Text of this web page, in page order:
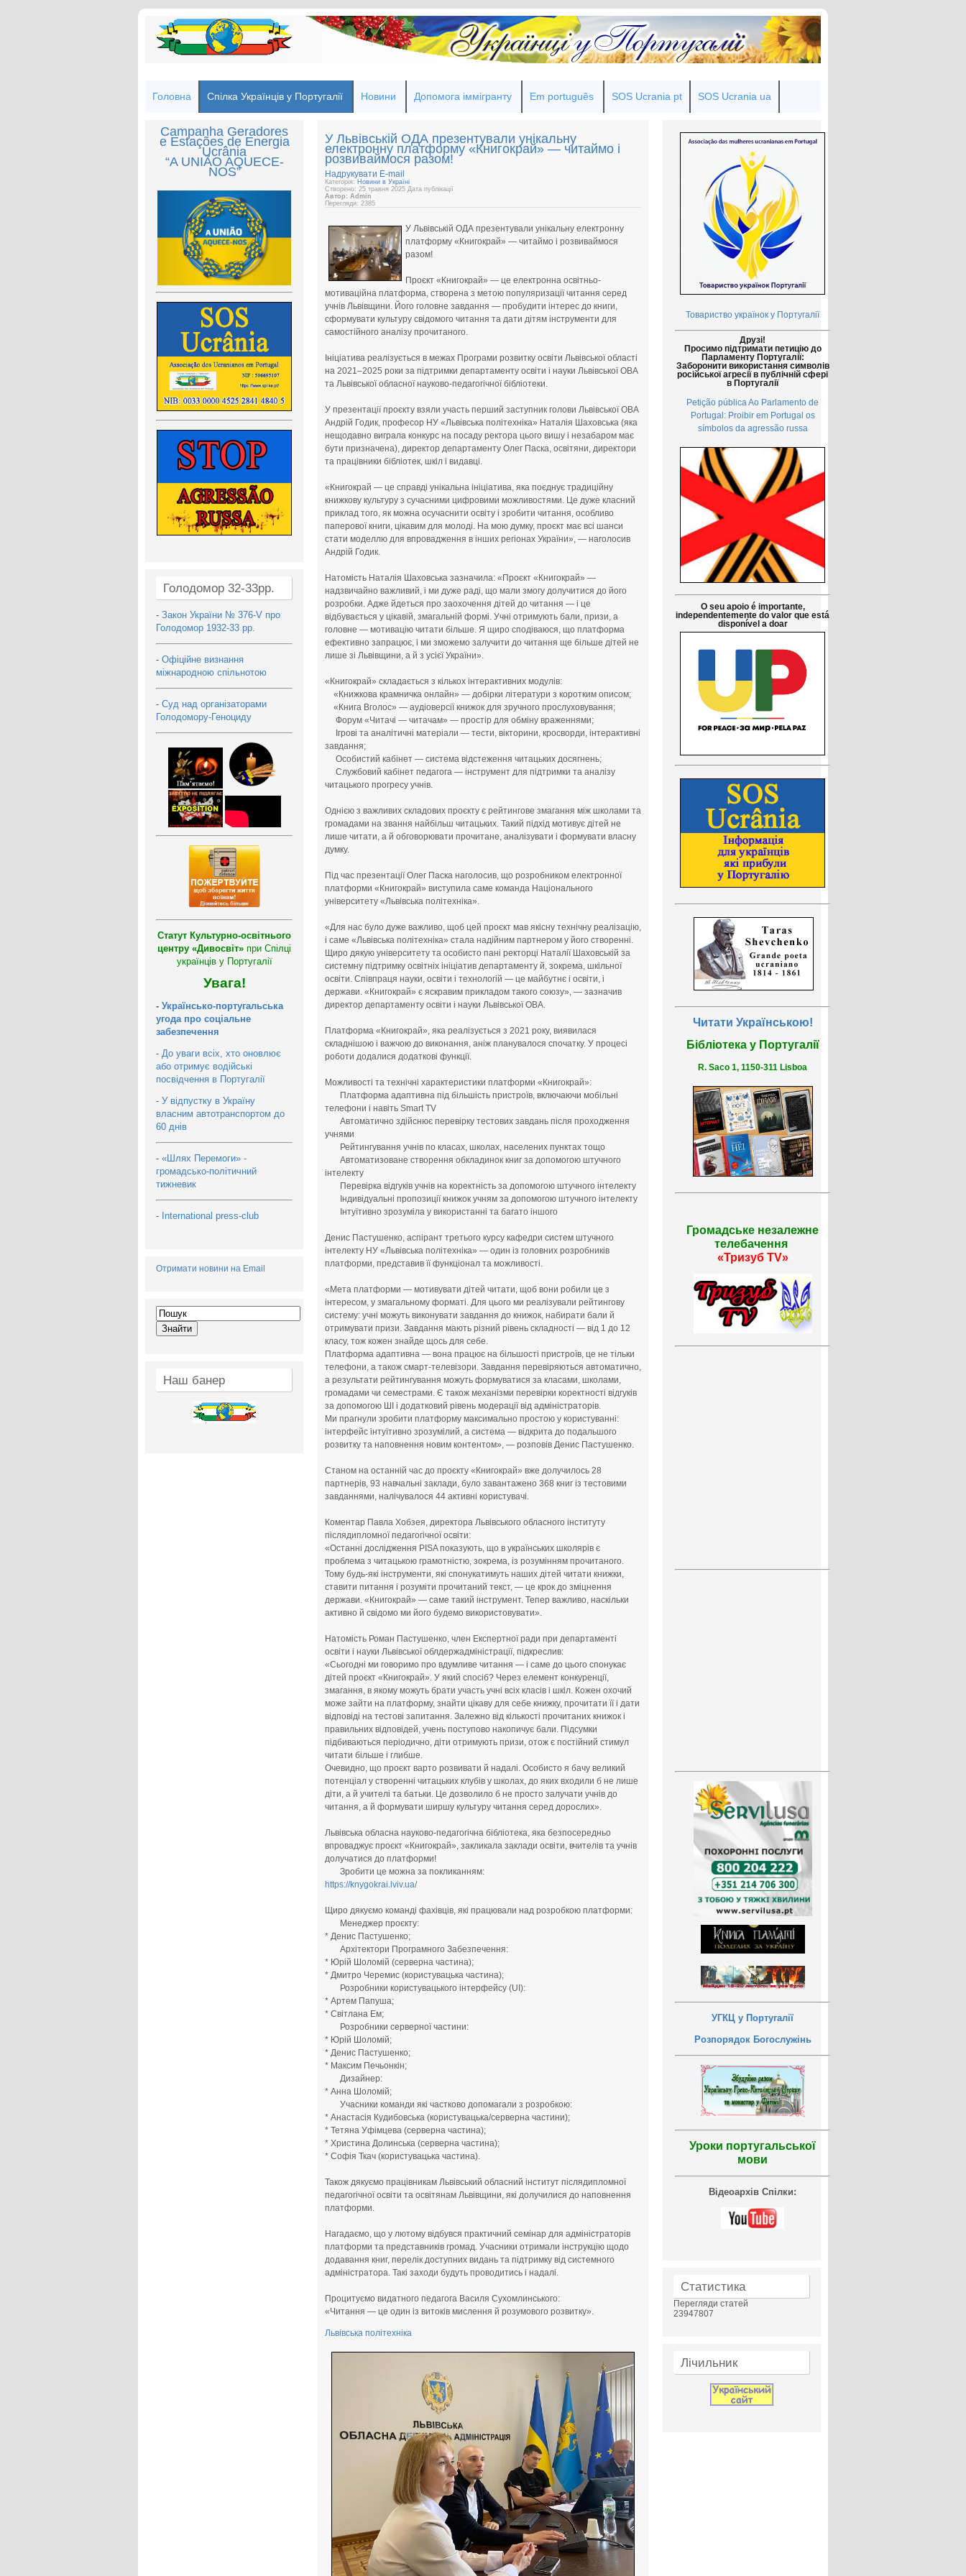
Головна Спілка Українців у Португалії Новини Допомога іммігранту Em português SOS Ucrania pt SOS Ucrania ua
Campanha Geradores
e Estações de Energia
Ucrânia
“A UNIÃO AQUECE-
NOS”
Голодомор 32-33рр.
- Закон України № 376-V про
Голодомор 1932-33 рр.
- Офіційне визнання
міжнародною спільнотою
- Суд над організаторами
Голодомору-Геноциду
Статут Культурно-освітнього
центру «Дивосвіт» при Спілці
українців у Португалії
Увага!
- Українсько-португальська
угода про соціальне
забезпечення
- До уваги всіх, хто оновлює
або отримує водійські
посвідчення в Португалії
- У відпустку в Україну
власним автотранспортом до
60 днів
- «Шлях Перемоги» -
громадсько-політичний
тижневик
- International press-club
Отримати новини на Email
Наш банер
У Львівській ОДА презентували унікальну
електронну платформу «Книгокрай» — читаймо і
розвиваймося разом!
Надрукувати E-mail
Категорія: Новини в Україні
Створено: 25 травня 2025 Дата публікації
Автор: Admin
Перегляди: 2385
У Львівській ОДА презентували унікальну електронну
платформу «Книгокрай» — читаймо і розвиваймося
разом!
Проєкт «Книгокрай» — це електронна освітньо-
мотиваційна платформа, створена з метою популяризації читання серед
учнів Львівщини. Його головне завдання — пробудити інтерес до книги,
сформувати культуру свідомого читання та дати дітям інструменти для
самостійного аналізу прочитаного.
Ініціатива реалізується в межах Програми розвитку освіти Львівської області
на 2021–2025 роки за підтримки департаменту освіти і науки Львівської ОВА
та Львівської обласної науково-педагогічної бібліотеки.
У презентації проєкту взяли участь перший заступник голови Львівської ОВА
Андрій Годик, професор НУ «Львівська політехніка» Наталія Шаховська (яка
нещодавно виграла конкурс на посаду ректора цього вишу і незабаром має
бути призначена), директор департаменту Олег Паска, освітяни, директори
та працівники бібліотек, шкіл і видавці.
«Книгокрай — це справді унікальна ініціатива, яка поєднує традиційну
книжкову культуру з сучасними цифровими можливостями. Це дуже класний
приклад того, як можна осучаснити освіту і зробити читання, особливо
паперової книги, цікавим для молоді. На мою думку, проєкт має всі шанси
стати моделлю для впровадження в інших регіонах України», — наголосив
Андрій Годик.
Натомість Наталія Шаховська зазначила: «Проєкт «Книгокрай» —
надзвичайно важливий, і ми дуже раді, що мали змогу долучитися до його
розробки. Адже йдеться про заохочення дітей до читання — і це
відбувається у цікавій, змагальній формі. Учні отримують бали, призи, а
головне — мотивацію читати більше. Я щиро сподіваюся, що платформа
ефективно запрацює, і ми зможемо залучити до читання ще більше дітей не
лише зі Львівщини, а й з усієї України».
«Книгокрай» складається з кількох інтерактивних модулів:
«Книжкова крамничка онлайн» — добірки літератури з коротким описом;
«Книга Вголос» — аудіоверсії книжок для зручного прослуховування;
Форум «Читачі — читачам» — простір для обміну враженнями;
Ігрові та аналітичні матеріали — тести, вікторини, кросворди, інтерактивні
завдання;
Особистий кабінет — система відстеження читацьких досягнень;
Службовий кабінет педагога — інструмент для підтримки та аналізу
читацького прогресу учнів.
Однією з важливих складових проєкту є рейтингове змагання між школами та
громадами на звання найбільш читацьких. Такий підхід мотивує дітей не
лише читати, а й обговорювати прочитане, аналізувати і формувати власну
думку.
Під час презентації Олег Паска наголосив, що розробником електронної
платформи «Книгокрай» виступила саме команда Національного
університету «Львівська політехніка».
«Для нас було дуже важливо, щоб цей проєкт мав якісну технічну реалізацію,
і саме «Львівська політехніка» стала надійним партнером у його створенні.
Щиро дякую університету та особисто пані ректорці Наталії Шаховській за
системну підтримку освітніх ініціатив департаменту й, зокрема, шкільної
освіти. Співпраця науки, освіти і технологій — це майбутнє і освіти, і
держави. «Книгокрай» є яскравим прикладом такого союзу», — зазначив
директор департаменту освіти і науки Львівської ОВА.
Платформа «Книгокрай», яка реалізується з 2021 року, виявилася
складнішою і важчою до виконання, аніж планувалося спочатку. У процесі
роботи додалися додаткові функції.
Можливості та технічні характеристики платформи «Книгокрай»:
Платформа адаптивна під більшість пристроїв, включаючи мобільні
телефони і навіть Smart TV
Автоматично здійснює перевірку тестових завдань після проходження
учнями
Рейтингування учнів по класах, школах, населених пунктах тощо
Автоматизоване створення обкладинок книг за допомогою штучного
інтелекту
Перевірка відгуків учнів на коректність за допомогою штучного інтелекту
Індивідуальні пропозиції книжок учням за допомогою штучного інтелекту
Інтуїтивно зрозуміла у використанні та багато іншого
Денис Пастушенко, аспірант третього курсу кафедри систем штучного
інтелекту НУ «Львівська політехніка» — один із головних розробників
платформи, представив її функціонал та можливості.
«Мета платформи — мотивувати дітей читати, щоб вони робили це з
інтересом, у змагальному форматі. Для цього ми реалізували рейтингову
систему: учні можуть виконувати завдання до книжок, набирати бали й
отримувати призи. Завдання мають різний рівень складності — від 1 до 12
класу, тож кожен знайде щось для себе.
Платформа адаптивна — вона працює на більшості пристроїв, це не тільки
телефони, а також смарт-телевізори. Завдання перевіряються автоматично,
а результати рейтингування можуть формуватися за класами, школами,
громадами чи семестрами. Є також механізми перевірки коректності відгуків
за допомогою ШІ і додатковий рівень модерації від адміністраторів.
Ми прагнули зробити платформу максимально простою у користуванні:
інтерфейс інтуїтивно зрозумілий, а система — відкрита до подальшого
розвитку та наповнення новим контентом», — розповів Денис Пастушенко.
Станом на останній час до проєкту «Книгокрай» вже долучилось 28
партнерів, 93 навчальні заклади, було завантажено 368 книг із тестовими
завданнями, налічувалося 44 активні користувачі.
Коментар Павла Хобзея, директора Львівського обласного інституту
післядипломної педагогічної освіти:
«Останні дослідження PISA показують, що в українських школярів є
проблема з читацькою грамотністю, зокрема, із розумінням прочитаного.
Тому будь-які інструменти, які спонукатимуть наших дітей читати книжки,
ставити питання і розуміти прочитаний текст, — це крок до зміцнення
держави. «Книгокрай» — саме такий інструмент. Тепер важливо, наскільки
активно й свідомо ми його будемо використовувати».
Натомість Роман Пастушенко, член Експертної ради при департаменті
освіти і науки Львівської облдержадміністрації, підкреслив:
«Сьогодні ми говоримо про вдумливе читання — і саме до цього спонукає
дітей проєкт «Книгокрай». У який спосіб? Через елемент конкуренції,
змагання, в якому можуть брати участь учні всіх класів і шкіл. Кожен охочий
може зайти на платформу, знайти цікаву для себе книжку, прочитати її і дати
відповіді на тестові запитання. Залежно від кількості прочитаних книжок і
правильних відповідей, учень поступово накопичує бали. Підсумки
підбиваються періодично, діти отримують призи, отож є постійний стимул
читати більше і глибше.
Очевидно, що проєкт варто розвивати й надалі. Особисто я бачу великий
потенціал у створенні читацьких клубів у школах, до яких входили б не лише
діти, а й учителі та батьки. Це дозволило б не просто залучати учнів до
читання, а й формувати ширшу культуру читання серед дорослих».
Львівська обласна науково-педагогічна бібліотека, яка безпосередньо
впроваджує проєкт «Книгокрай», закликала заклади освіти, вчителів та учнів
долучатися до платформи!
Зробити це можна за покликанням:
https://knygokrai.lviv.ua/
Щиро дякуємо команді фахівців, які працювали над розробкою платформи:
Менеджер проєкту:
* Денис Пастушенко;
Архітектори Програмного Забезпечення:
* Юрій Шоломій (серверна частина);
* Дмитро Черемис (користувацька частина);
Розробники користувацького інтерфейсу (UI):
* Артем Папуша;
* Світлана Ем;
Розробники серверної частини:
* Юрій Шоломій;
* Денис Пастушенко;
* Максим Печьонкін;
Дизайнер:
* Анна Шоломій;
Учасники команди які частково допомагали з розробкою:
* Анастасія Кудибовська (користувацька/серверна частини);
* Тетяна Уфімцева (серверна частина);
* Христина Долинська (серверна частина);
* Софія Ткач (користувацька частина).
Також дякуємо працівникам Львівський обласний інститут післядипломної
педагогічної освіти та освітянам Львівщини, які долучилися до наповнення
платформи.
Нагадаємо, що у лютому відбувся практичний семінар для адміністраторів
платформи та представників громад. Учасники отримали інструкцію щодо
додавання книг, перелік доступних видань та підтримку від системного
адміністратора. Такі заходи будуть проводитись і надалі.
Процитуємо видатного педагога Василя Сухомлинського:
«Читання — це один із витоків мислення й розумового розвитку».
Львівська політехніка
Товариство українок у Португалії
Друзі!
Просимо підтримати петицію до
Парламенту Португалії:
Заборонити використання символів
російської агресії в публічній сфері
в Португалії
Petição pública Ao Parlamento de
Portugal: Proibir em Portugal os
símbolos da agressão russa
O seu apoio é importante,
independentemente do valor que está
disponível a doar
Читати Українською!
Бібліотека у Португалії
R. Saco 1, 1150-311 Lisboa
Громадське незалежне
телебачення
«Тризуб TV»
УГКЦ у Португалії
Розпорядок Богослужінь
Уроки португальської
мови
Відеоархів Спілки:
Статистика
Перегляди статей
23947807
Лічильник